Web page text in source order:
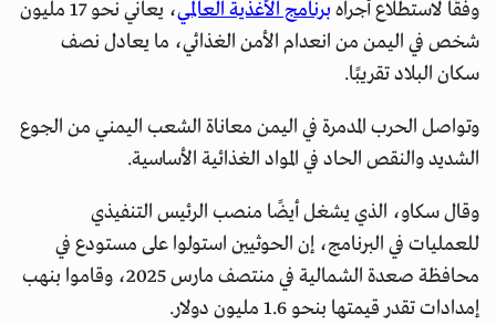
وفقًا لاستطلاع أجراه برنامج الأغذية العالمي
، يعاني نحو 17 مليون
شخص في اليمن من انعدام الأمن الغذائي، ما يعادل نصف
سكان البلاد تقريبًا.
وتواصل الحرب المدمرة في اليمن معاناة الشعب اليمني من الجوع
الشديد والنقص الحاد في المواد الغذائية الأساسية.
وقال سكاو، الذي يشغل أيضًا منصب الرئيس التنفيذي
للعمليات في البرنامج، إن الحوثيين استولوا على مستودع في
محافظة صعدة الشمالية في منتصف مارس 2025، وقاموا بنهب
إمدادات تقدر قيمتها بنحو 1.6 مليون دولار.